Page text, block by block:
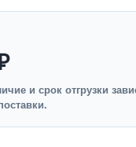
и срок отгрузки